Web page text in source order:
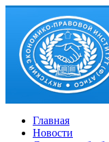
Главная
Новости